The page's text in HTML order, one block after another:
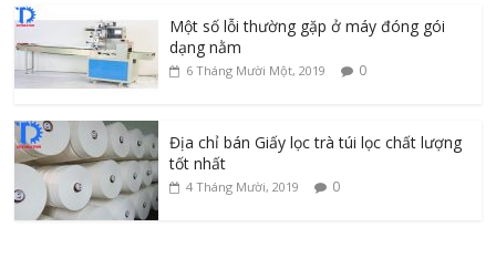
Một số lỗi thường gặp ở máy đóng gói
dạng nằm
6 Tháng Mười Một, 2019 0
Địa chỉ bán Giấy lọc trà túi lọc chất lượng
tốt nhất
4 Tháng Mười, 2019 0